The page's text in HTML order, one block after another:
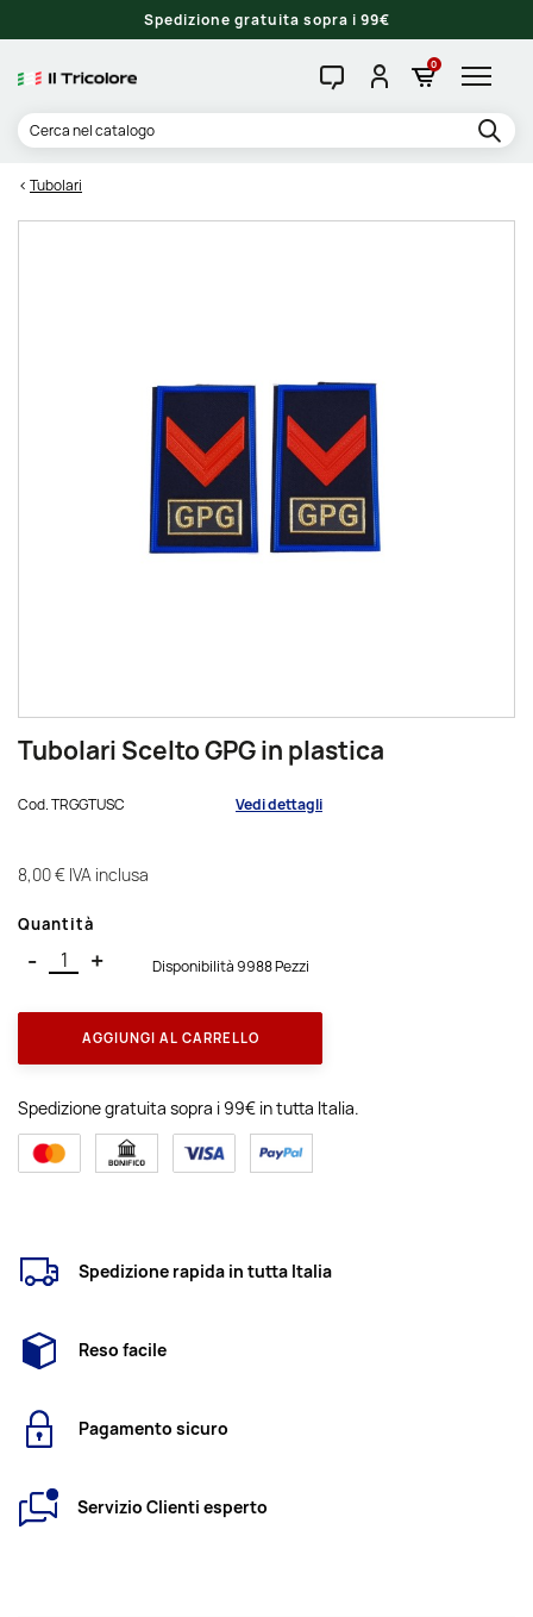
Spedizione gratuita sopra i 99€
0
Tubolari
Tubolari Scelto GPG in plastica
Cod.TRGGTUSC Vedi dettagli
8,00 € IVA inclusa
Quantità
- + Disponibilità 9988 Pezzi
AGGIUNGI AL CARRELLO
Spedizione gratuita sopra i 99€ in tutta Italia.
Spedizione rapida in tutta Italia
Reso facile
Pagamento sicuro
Servizio Clienti esperto